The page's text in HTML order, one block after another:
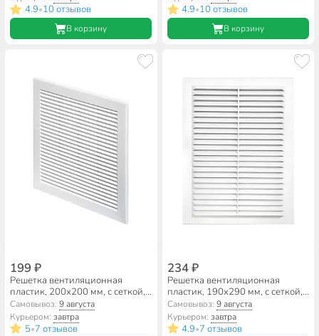
4.9•10 отзывов
В корзину
4.9•10 отзывов
В корзину
199 ₽
Решетка вентиляционная
пластик, 200х200 мм, с сеткой,
Viento, 2020TRU
Самовывоз:9 августа
Курьером:завтра
5•7 отзывов
234 ₽
Решетка вентиляционная
пластик, 190х290 мм, с сеткой,
Viento, 1929В
Самовывоз: 9 августа
Курьером: завтра
4.9•7 отзывов